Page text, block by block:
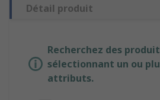
Détail produit
Recherchez des
sélectionnant un ou
attributs.